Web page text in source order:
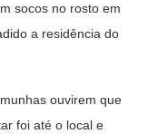
socos no rosto em
a residência do
ouvirem que
foi até o local e